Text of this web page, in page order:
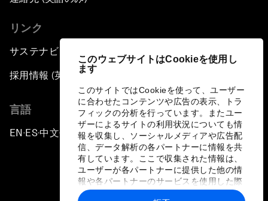
このウェブサイトはCookieを使用し
ます
このサイトではCookieを使って、ユーザー
に合わせたコンテンツや広告の表示、トラ
フィックの分析を行っています。またユー
ザーによるサイトの利用状況についても情
報を収集し、ソーシャルメディアや広告配
信、データ解析の各パートナーに情報を共
有しています。ここで収集された情報は、
ユーザーが各パートナーに提供した他の情
報や各パートナーのサービスを使用した際
に収集された情報と組み合わされ、各パー
リンク
サステナビリティへの取り組み
採用情報 (英語のみ)
言語
EN ▪ES▪中文▪ 日本語